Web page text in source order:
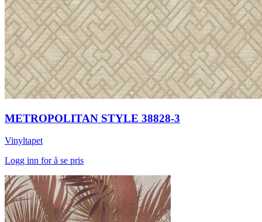
METROPOLITAN STYLE 38828-3
Vinyltapet
Logg inn for å se pris